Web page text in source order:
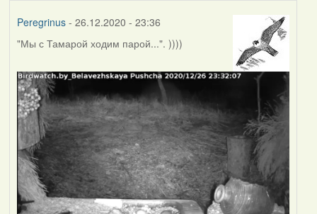
Peregrinus- 26.12.2020 - 23:36
"Мы с Тамарой ходим парой...". ))))